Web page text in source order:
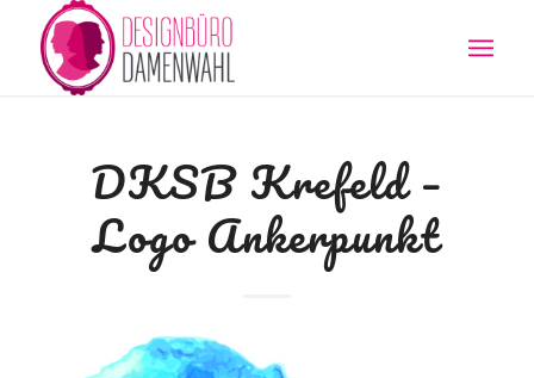
DKSB Krefeld –
Logo Ankerpunkt